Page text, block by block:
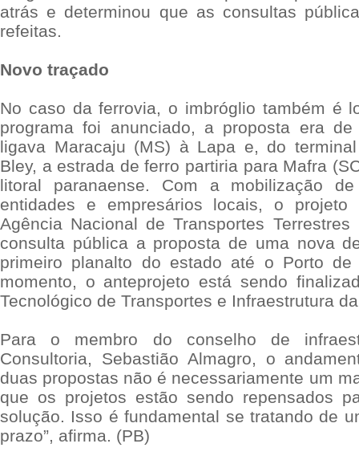
atrás e determinou que as consultas
refeitas.
Novo traçado
No caso da ferrovia, o imbróglio também é
programa foi anunciado, a proposta era
ligava Maracaju (MS) à Lapa e, do
Bley, a estrada de ferro partiria para Mafra
litoral paranaense. Com a mobilização
entidades e empresários locais, o
Agência Nacional de Transportes
consulta pública a proposta de uma nova
primeiro planalto do estado até o Porto de
momento, o anteprojeto está sendo
Tecnológico de Transportes e Infraestrutura
Para o membro do conselho de
Consultoria, Sebastião Almagro, o
duas propostas não é necessariamente um
que os projetos estão sendo repensados
solução. Isso é fundamental se tratando de
prazo”, afirma. (PB)